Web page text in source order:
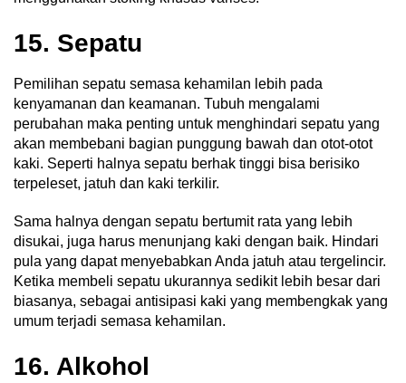
15. Sepatu
Pemilihan sepatu semasa kehamilan lebih pada
kenyamanan dan keamanan. Tubuh mengalami
perubahan maka penting untuk menghindari sepatu yang
akan membebani bagian punggung bawah dan otot-otot
kaki. Seperti halnya sepatu berhak tinggi bisa berisiko
terpeleset, jatuh dan kaki terkilir.
Sama halnya dengan sepatu bertumit rata yang lebih
disukai, juga harus menunjang kaki dengan baik. Hindari
pula yang dapat menyebabkan Anda jatuh atau tergelincir.
Ketika membeli sepatu ukurannya sedikit lebih besar dari
biasanya, sebagai antisipasi kaki yang membengkak yang
umum terjadi semasa kehamilan.
16. Alkohol